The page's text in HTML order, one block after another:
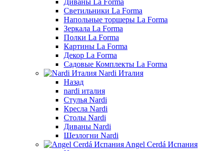
Диваны La Forma
Светильники La Forma
Напольные торшеры La Forma
Зеркала La Forma
Полки La Forma
Картины La Forma
Декор La Forma
Садовые Комплекты La Forma
Nardi Италия
Назад
nardi италия
Стулья Nardi
Кресла Nardi
Столы Nardi
Диваны Nardi
Шезлогни Nardi
Angel Cerdá Испания